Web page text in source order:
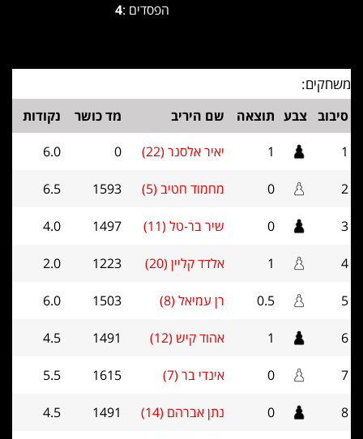
הפסדים :4
משחקים:
סיבוב צבע תוצאה שם היריב מד כושר
נקודות
1
1 יאיר אלסנר (22) 0
6.0
2
0 מחמוד חטיב (5) 1593
6.5
3
0 שיר בר-טל (11) 1497
4.0
4
1 אלדד קליין (20) 1223
2.0
5
0.5 רן עמיאל (8) 1503
6.0
6
1 אהוד קיש (12) 1491
4.5
7
0 אינדי בר (7) 1615
5.5
8
0 נתן אברהם (14) 1491
4.5